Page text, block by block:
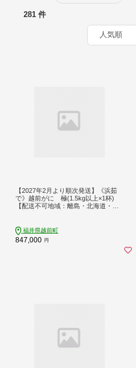
281 件
【2027年2月より順次発送】《浜茹
で》越前がに 極(1.5kg以上×1杯)
【配送不可地域：離島・北海道・沖
福井県越前町
847,000 円